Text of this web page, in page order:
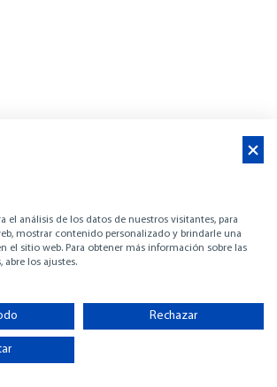
EN VENTA -
el análisis de los datos de nuestros visitantes, para
mostrar contenido personalizado y brindarle una
el sitio web. Para obtener más información sobre las
los ajustes.
Rechazar